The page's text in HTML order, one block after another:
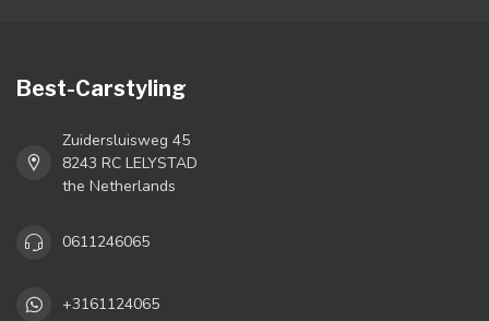
Best-Carstyling
Zuidersluisweg 45
8243 RC LELYSTAD
the Netherlands
0611246065
+3161124065